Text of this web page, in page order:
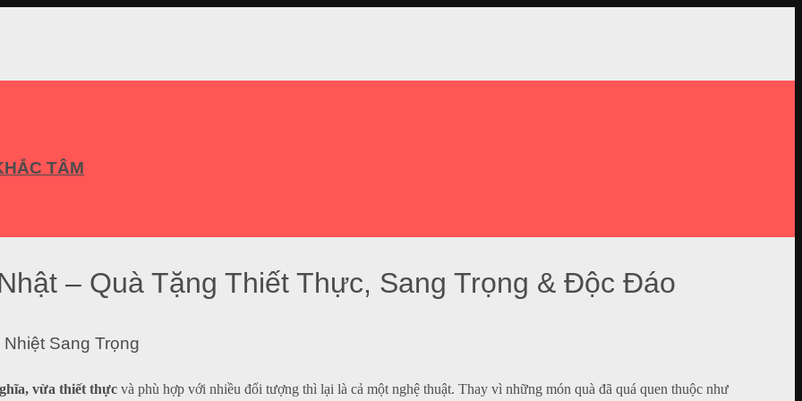
TÂM
– Quà Tặng Thiết Thực, Sang Trọng & Độc Đáo
Sang Trọng
vừa thiết thực và phù hợp với nhiều đối tượng thì lại là cả một nghệ thuật. Thay vì những món quà đã quá quen thuộc như